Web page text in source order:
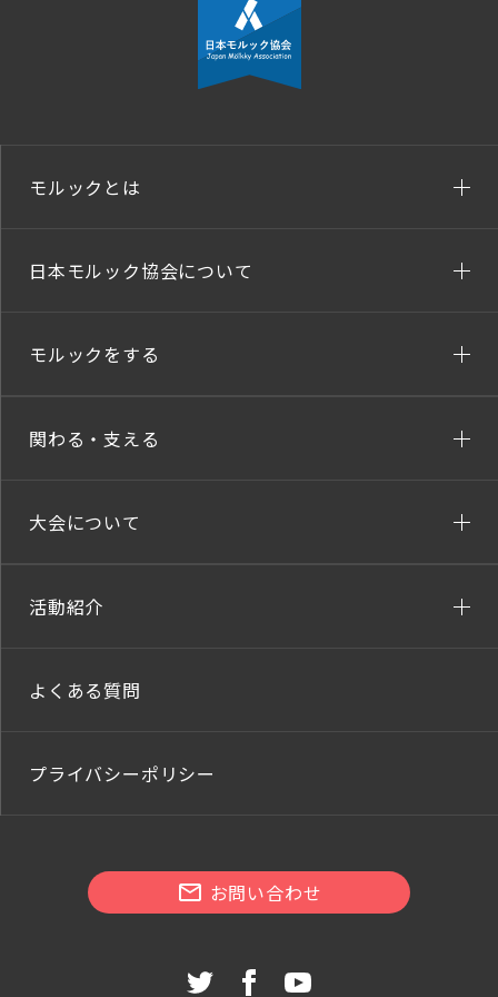
モルックとは
日本モルック協会について
モルックをする
関わる・支える
大会について
活動紹介
よくある質問
プライバシーポリシー
お問い合わせ